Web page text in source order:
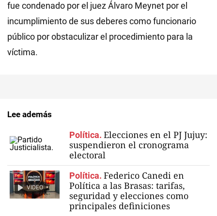
fue condenado por el juez Álvaro Meynet por el
incumplimiento de sus deberes como funcionario
público por obstaculizar el procedimiento para la
víctima.
Lee además
Política. Elecciones en el PJ Jujuy:
suspendieron el cronograma
electoral
VIDEO
Política. Federico Canedi en
Política a las Brasas: tarifas,
seguridad y elecciones como
principales definiciones